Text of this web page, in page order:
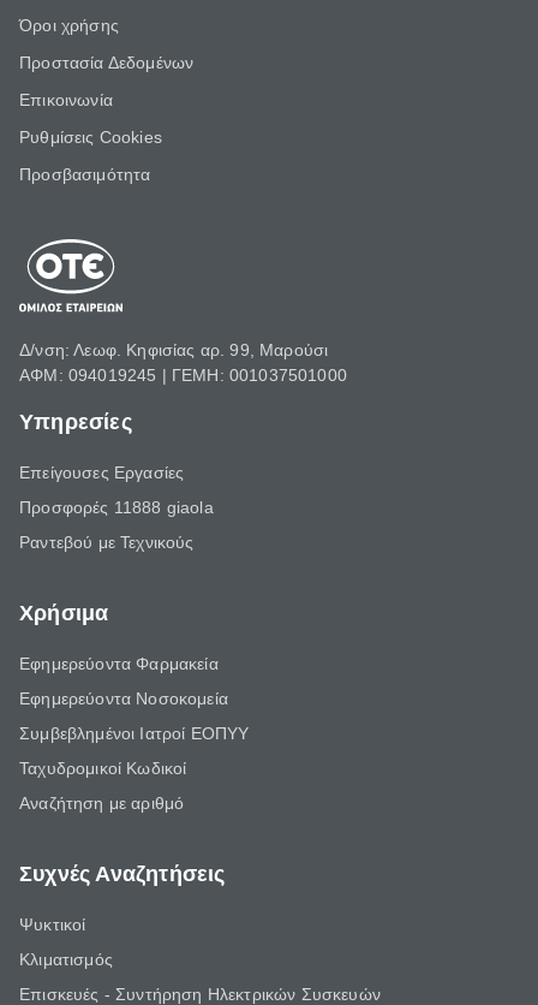
Όροι χρήσης
Προστασία Δεδομένων
Επικοινωνία
Ρυθμίσεις Cookies
Προσβασιμότητα
Δ/νση: Λεωφ. Κηφισίας αρ. 99, Μαρούσι
ΑΦΜ: 094019245 | ΓΕΜΗ: 001037501000
Υπηρεσίες
Επείγουσες Εργασίες
Προσφορές 11888 giaola
Ραντεβού με Τεχνικούς
Χρήσιμα
Εφημερεύοντα Φαρμακεία
Εφημερεύοντα Νοσοκομεία
Συμβεβλημένοι Ιατροί ΕΟΠΥΥ
Ταχυδρομικοί Κωδικοί
Αναζήτηση με αριθμό
Συχνές Αναζητήσεις
Ψυκτικοί
Κλιματισμός
Επισκευές - Συντήρηση Ηλεκτρικών Συσκευών